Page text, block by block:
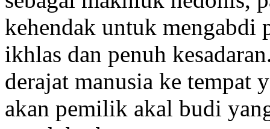
kehendak untuk mengabdi
ikhlas dan penuh
derajat manusia ke tempat
akan pemilik akal budi